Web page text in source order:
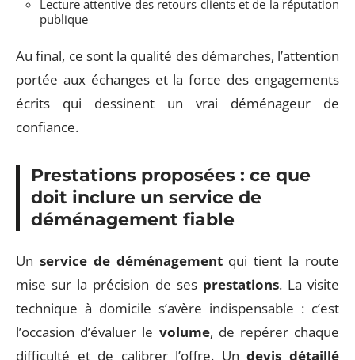
Lecture attentive des retours clients et de la réputation
publique
Au final, ce sont la qualité des démarches, l’attention
portée aux échanges et la force des engagements
écrits qui dessinent un vrai déménageur de
confiance.
Prestations proposées : ce que
doit inclure un service de
déménagement fiable
Un service de déménagementqui tient la route
mise sur la précision de ses prestations. La visite
technique à domicile s’avère indispensable : c’est
l’occasion d’évaluer le volume, de repérer chaque
difficulté et de calibrer l’offre. Undevis détaillé